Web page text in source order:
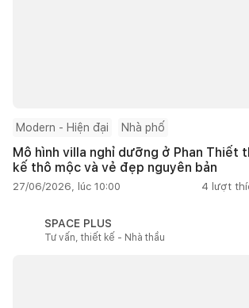
Modern - Hiện đại Nhà phố
Mô hình villa nghỉ dưỡng ở Phan Thiết
kế thô mộc và vẻ đẹp nguyên bản
27/06/2026, lúc 10:00 4 lượt
SPACE PLUS
Tư vấn, thiết kế - Nhà thầu